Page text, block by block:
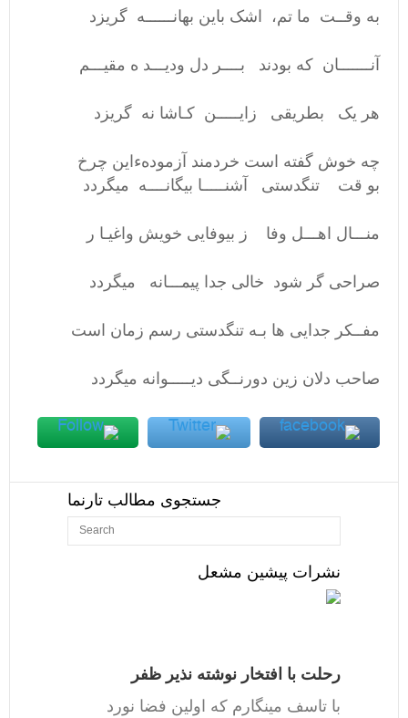
به وقــت ما تم، اشک باین بهانــــــه گریزد
آنـــــــان که بودند بــــر دل ودیـــد ه مقیـــم
هر یک بطریقی زایـــــن کـاشا نه گریزد
چه خوش گفته است خردمند آزمودهءاین چرخ
بو قت تنگدستی آشنـــــا بیگانــــه میگردد
منـــال اهـــل وفا ز بیوفایی خویش واغیـا ر
صراحی گر شود خالی جدا پیمـــانه میگردد
مفــکر جدایی ها بـه تنگدستی رسم زمان است
صاحب دلان زین دورنــگی دیـــــوانه میگردد
جستجوی مطالب تارنما
نشرات پیشین مشعل
رحلت با افتخار نوشته نذیر ظفر
با تاسف مینگارم که اولین فضا نورد